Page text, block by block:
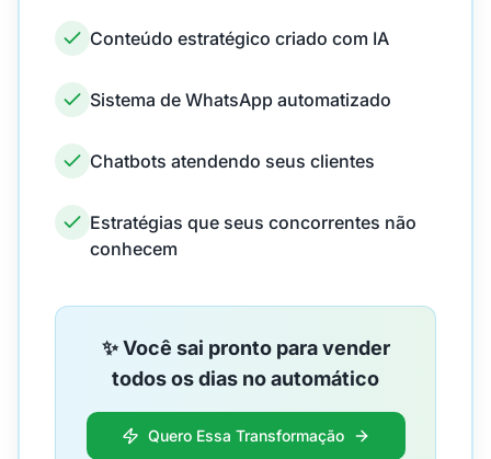
Conteúdo estratégico criado com IA
Sistema de WhatsApp automatizado
Chatbots atendendo seus clientes
Estratégias que seus concorrentes não
conhecem
✨ Você sai pronto para vender
todos os dias no automático
Quero Essa Transformação